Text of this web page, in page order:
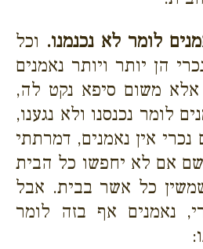
לומר לא נכנמנו. וכל
הן יותר ויותר נאמנים
אלא משום סיפא נקט לה,
לומר נכנסנו ולא נגענו,
אין נאמנים, דמרתתי
אם לא יחפשו כל הבית
כל אשר בבית. אבל
נאמנים אף בזה לומר